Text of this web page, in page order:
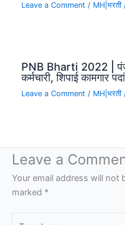
Leave a Comment / MH|भरती
PNB Bharti 2022 |
कर्मचारी, शिपाई कामगार
Leave a Comment / MH|भरती
Leave a
Your email address will not
marked *